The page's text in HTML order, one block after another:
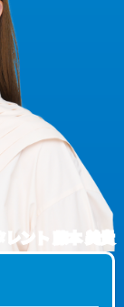
タレント 藤本 美貴